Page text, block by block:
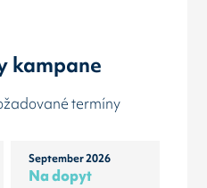
kampane
termíny
September 2026
Na dopyt